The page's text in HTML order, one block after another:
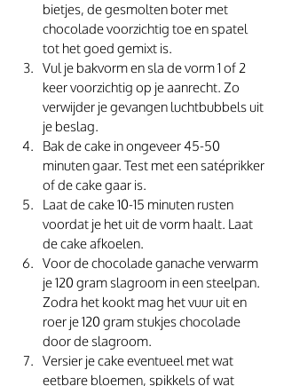
bietjes, de gesmolten boter met
chocolade voorzichtig toe en spatel
tot het goed gemixt is.
Vul je bakvorm en sla de vorm 1 of 2
keer voorzichtig op je aanrecht. Zo
verwijder je gevangen luchtbubbels uit
je beslag.
Bak de cake in ongeveer 45-50
minuten gaar. Test met een satéprikker
of de cake gaar is.
Laat de cake 10-15 minuten rusten
voordat je het uit de vorm haalt. Laat
de cake afkoelen.
Voor de chocolade ganache verwarm
je 120 gram slagroom in een steelpan.
Zodra het kookt mag het vuur uit en
roer je 120 gram stukjes chocolade
door de slagroom.
Versier je cake eventueel met wat
eetbare bloemen, spikkels of wat